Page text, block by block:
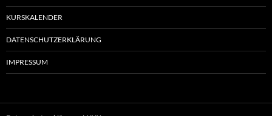
KURSKALENDER
DATENSCHUTZERKLÄRUNG
IMPRESSUM